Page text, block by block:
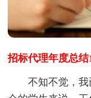
招标代理年度总结
不知不觉，我